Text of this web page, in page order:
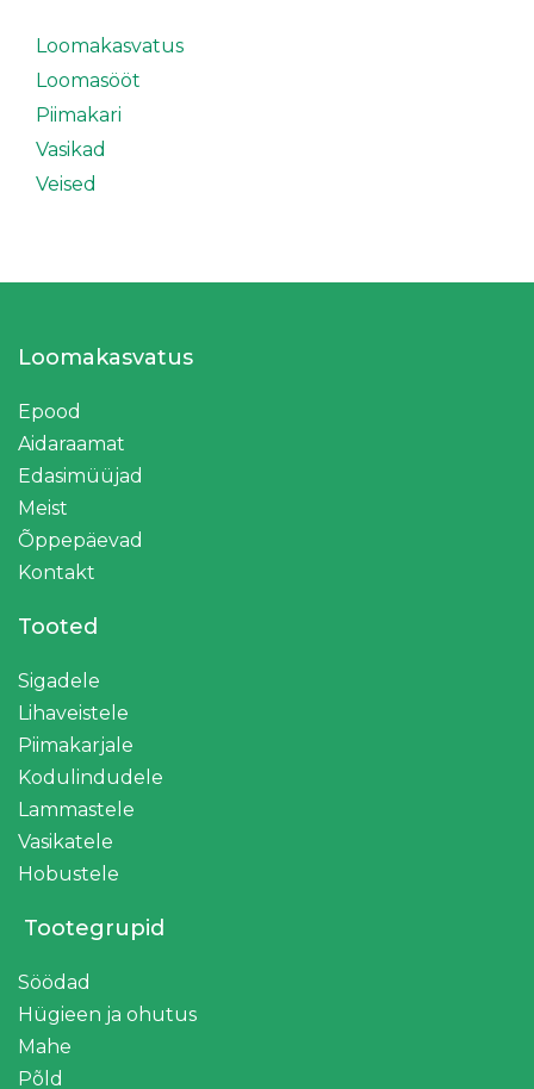
Loomakasvatus
Loomasööt
Piimakari
Vasikad
Veised
Loomakasvatus
Epood
Aidaraamat
Edasimüüjad
Meist
Õppepäevad
Kontakt
Tooted
Sigadele
Lihaveistele
Piimakarjale
Kodulindudele
Lammastele
Vasikatele
Hobustele
Tootegrupid
Söödad
Hügieen ja ohutus
Mahe
Põld